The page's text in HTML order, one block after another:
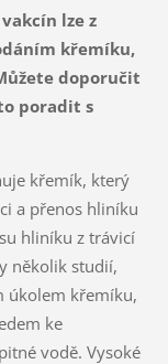
lze z
křemíku,
doporučit
poradit s
křemík, který
a přenos hliníku
hliníku z trávicí
několik studií,
úkolem křemíku,
ke
vodě. Vysoké